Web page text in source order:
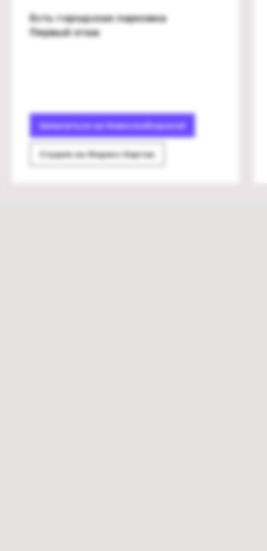
Есть городская парковка
Первый этаж
Записаться на Новослободской
Студия на Яндекс Картах